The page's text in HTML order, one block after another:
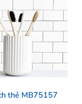
thẻ MB75157